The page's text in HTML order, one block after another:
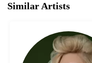
Similar Artists